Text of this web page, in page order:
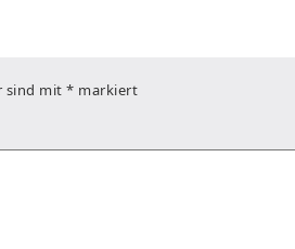
sind mit * markiert